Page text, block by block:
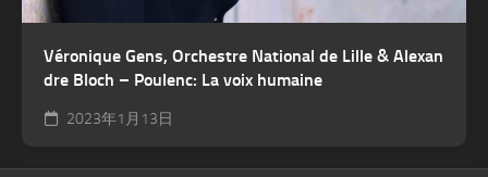
Véronique Gens, Orchestre National de Lille & Alexan
dre Bloch – Poulenc: La voix humaine
2023年1月13日